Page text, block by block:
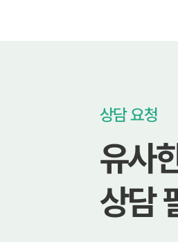
상담 요청
유사
상담